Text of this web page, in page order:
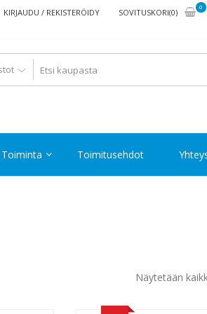
KIRJAUDU / REKISTERÖIDY SOVITUSKORI(0)
0
Toiminta Toimitusehdot
Näytetään